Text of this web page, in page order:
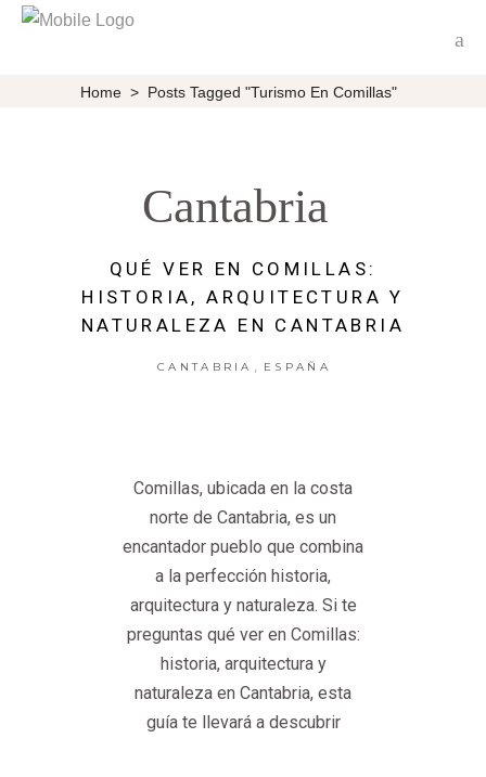
Home > Posts Tagged "turismo En Comillas"
Cantabria
QUÉ VER EN COMILLAS:
HISTORIA, ARQUITECTURA Y
NATURALEZA EN CANTABRIA
CANTABRIA , ESPAÑA
Comillas, ubicada en la costa
norte de Cantabria, es un
encantador pueblo que combina
a la perfección historia,
arquitectura y naturaleza. Si te
preguntas qué ver en Comillas:
historia, arquitectura y
naturaleza en Cantabria, esta
guía te llevará a descubrir